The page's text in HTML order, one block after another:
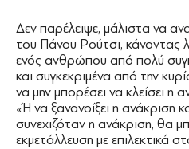
Δεν παρέλειψε, μάλιστα να
του Πάνου Ρούτσι, κάνοντας
ενός ανθρώπου από πολύ
και συγκεκριμένα από την
να μην μπορέσει να κλείσει η
«Ή να ξανανοίξει η ανάκριση
συνεχιζόταν η ανάκριση, θα
εκμετάλλευση με επιλεκτικά